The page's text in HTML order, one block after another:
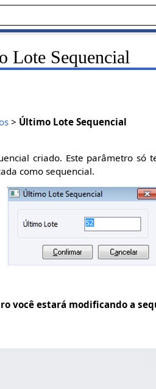
Lote Sequencial
> Último Lote Sequencial
criado. Este parâmetro só
como sequencial.
você estará modificando a